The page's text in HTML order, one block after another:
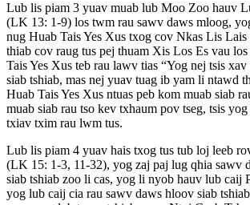
Lub lis piam 3 yuav muab lub Moo Zoo hauv
(LK 13: 1-9) los twm rau sawv daws mloog,
nug Huab Tais Yes Xus txog cov Nkas Lis Lais
thiab cov raug tus pej thuam Xis Los Es vau los
Tais Yes Xus teb rau lawv tias “Yog nej tsis
siab tshiab, mas nej yuav tuag ib yam li ntawd
Huab Tais Yes Xus ntuas peb kom muab siab
muab siab rau tso kev txhaum pov tseg, tsis
txiav txim rau lwm tus.
Lub lis piam 4 yuav hais txog tus tub loj leeb
(LK 15: 1-3, 11-32), yog zaj paj lug qhia sawv
siab tshiab zoo li cas, yog li nyob hauv lub caij
yog lub caij cia rau sawv daws hloov siab